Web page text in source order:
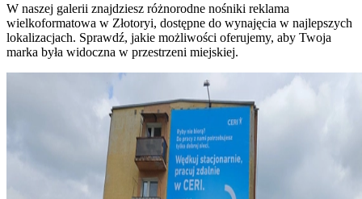
W naszej galerii znajdziesz różnorodne nośniki reklama
wielkoformatowa w Złotoryi, dostępne do wynajęcia w najlepszych
lokalizacjach. Sprawdź, jakie możliwości oferujemy, aby Twoja
marka była widoczna w przestrzeni miejskiej.